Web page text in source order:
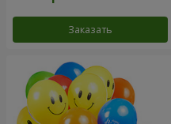
Заказать